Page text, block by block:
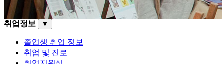
취업정보 ▼
졸업생 취업 정보
취업 및 진로